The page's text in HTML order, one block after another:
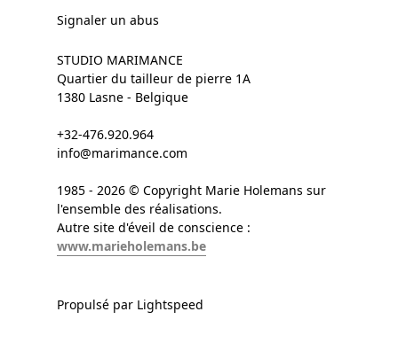
Signaler un abus
STUDIO MARIMANCE
Quartier du tailleur de pierre 1A
1380 Lasne - Belgique
+32-476.920.964
info@marimance.com
1985 - 2026 © Copyright Marie Holemans sur
l'ensemble des réalisations.
Autre site d'éveil de conscience :
www.marieholemans.be
Propulsé par Lightspeed